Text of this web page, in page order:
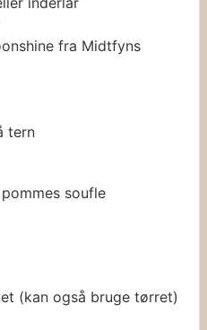
fra Midtfyns
tern
soufle
(kan også bruge tørret)